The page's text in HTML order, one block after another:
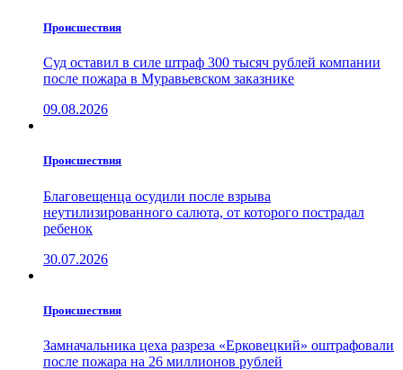
Проиcшествия
Суд оставил в силе штраф 300 тысяч рублей компании
после пожара в Муравьевском заказнике
09.08.2026
Проиcшествия
Благовещенца осудили после взрыва
неутилизированного салюта, от которого пострадал
ребенок
30.07.2026
Проиcшествия
Замначальника цеха разреза «Ерковецкий» оштрафовали
после пожара на 26 миллионов рублей